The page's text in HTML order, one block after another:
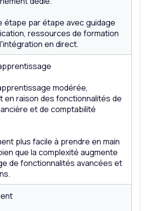
étape par étape avec guidage
ressources de formation
en direct.
modérée,
en raison des fonctionnalités de
et de comptabilité
plus facile à prendre en main
que la complexité augmente
de fonctionnalités avancées et